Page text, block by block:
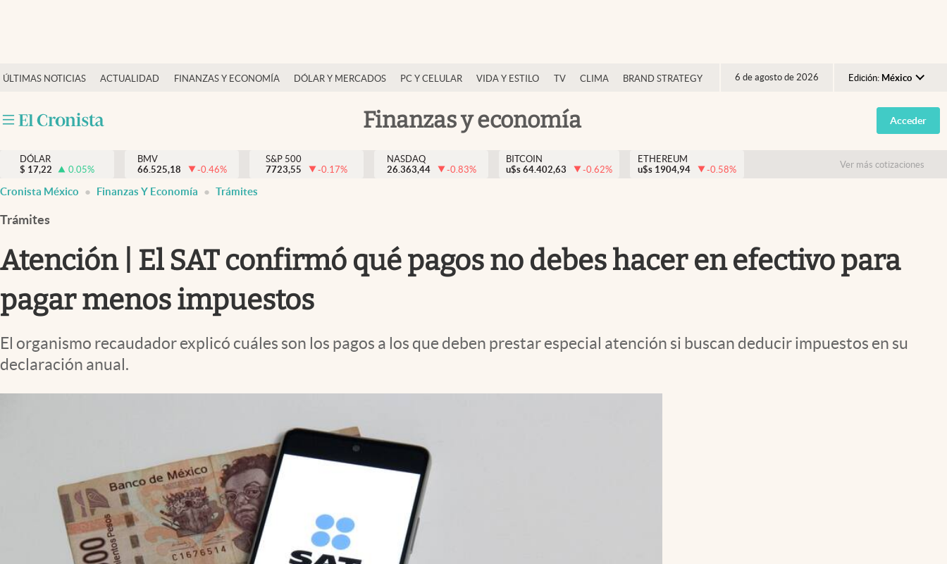
ÚLTIMAS NOTICIAS ACTUALIDAD FINANZAS Y ECONOMÍA DÓLAR Y MERCADOS PC Y CELULAR VIDA Y ESTILO TV CLIMA BRAND STRATEGY 6 de agosto de 2026 Edición: México
Argentina
España
USA
Finanzas y economía
Actualidad
Internacionales
Opinión
Brand Strategy
Vida y estilo
Tv
Espiritualidad
Acceder
DÓLAR
$ 17,22 0.05%
BMV
66.525,18
-0.46%
S&P 500
7723,55
-0.17%
NASDAQ
26.363,44
-0.83%
BITCOIN
u$s 64.402,63 -0.62%
ETHEREUM
u$s 1904,94 -0.58% Ver más cotizaciones
Cronista México Finanzas Y Economía Trámites
Trámites
Atención | El SAT confirmó qué pagos no debes hacer en efectivo para
pagar menos impuestos
El organismo recaudador explicó cuáles son los pagos a los que deben prestar especial atención si buscan deducir impuestos en su
declaración anual.